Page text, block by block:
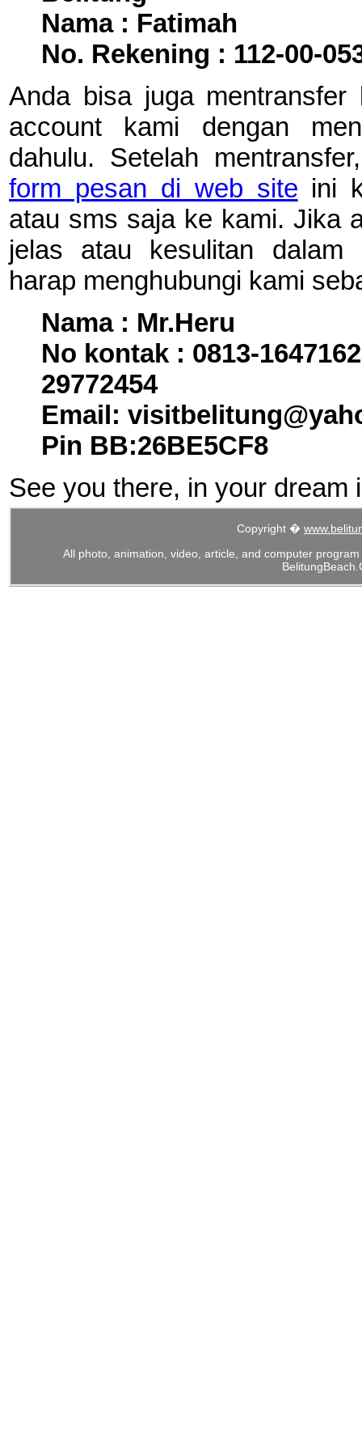
Nama : Fatimah
No. Rekening : 112-00-
Anda bisa juga mentransfer
account kami dengan
dahulu. Setelah
form pesan di web site ini
atau sms saja ke kami. Jika
jelas atau kesulitan dalam
harap menghubungi kami
Nama : Mr.Heru
No kontak : 0813-
29772454
Email:
Pin BB:26BE5CF8
See you there, in your dream
Copyright �
All photo, animation, video, article, and computer